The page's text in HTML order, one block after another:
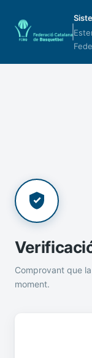
Comprovant que
moment.